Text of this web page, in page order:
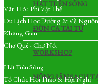
HÁT TRÊN SÔNG
ĐỜN CA TÀI TỬ
WORKSHOP
NÔNG SẢN SẠCH
Văn Hóa Phi Vật Thể
Du Lịch Học Đường & Về Nguồn
Không Gian
Chợ Quê - Chợ Nổi
Hát Trên Sông
Tổ Chức Hội Thảo & Hội Nghị